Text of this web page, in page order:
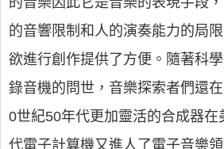
的音響限制和人的演奏能力的局
欲進行創作提供了方便。隨著科
錄音機的問世，音樂探索者們還
0世紀50年代更加靈活的合成器在
代電子計算機又進人了電子音樂